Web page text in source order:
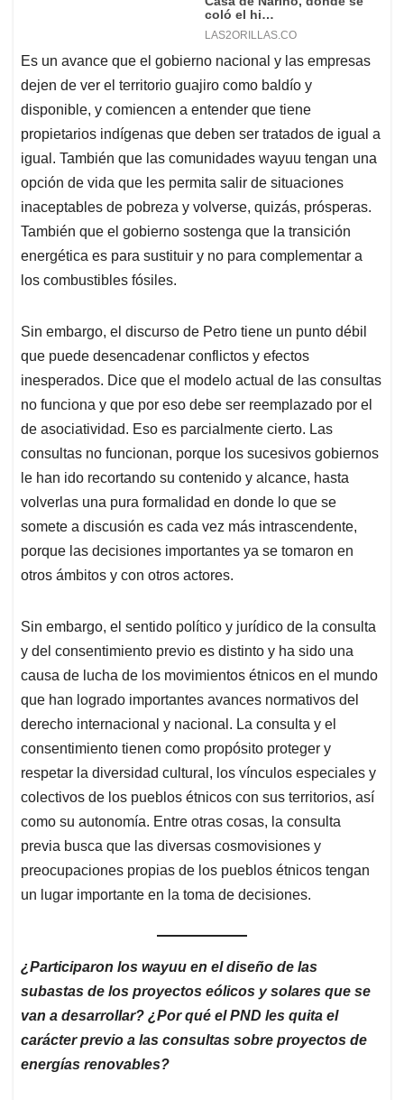
Es un avance que el gobierno nacional y las empresas
dejen de ver el territorio guajiro como baldío y
disponible, y comiencen a entender que tiene
propietarios indígenas que deben ser tratados de igual a
igual. También que las comunidades wayuu tengan una
opción de vida que les permita salir de situaciones
inaceptables de pobreza y volverse, quizás, prósperas.
También que el gobierno sostenga que la transición
energética es para sustituir y no para complementar a
los combustibles fósiles.
Sin embargo, el discurso de Petro tiene un punto débil
que puede desencadenar conflictos y efectos
inesperados. Dice que el modelo actual de las consultas
no funciona y que por eso debe ser reemplazado por el
de asociatividad. Eso es parcialmente cierto. Las
consultas no funcionan, porque los sucesivos gobiernos
le han ido recortando su contenido y alcance, hasta
volverlas una pura formalidad en donde lo que se
somete a discusión es cada vez más intrascendente,
porque las decisiones importantes ya se tomaron en
otros ámbitos y con otros actores.
Sin embargo, el sentido político y jurídico de la consulta
y del consentimiento previo es distinto y ha sido una
causa de lucha de los movimientos étnicos en el mundo
que han logrado importantes avances normativos del
derecho internacional y nacional. La consulta y el
consentimiento tienen como propósito proteger y
respetar la diversidad cultural, los vínculos especiales y
colectivos de los pueblos étnicos con sus territorios, así
como su autonomía. Entre otras cosas, la consulta
previa busca que las diversas cosmovisiones y
preocupaciones propias de los pueblos étnicos tengan
un lugar importante en la toma de decisiones.
¿Participaron los wayuu en el diseño de las
subastas de los proyectos eólicos y solares que se
van a desarrollar? ¿Por qué el PND les quita el
carácter previo a las consultas sobre proyectos de
energías renovables?